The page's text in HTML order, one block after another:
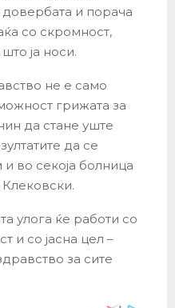
и порача
со скромност,
ја носи.
не е само
грижата за
да стане уште
да се
и во секоја болница
улога ќе работи со
и со јасна цел –
за сите